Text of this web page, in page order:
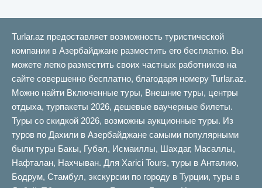
Turlar.az предоставляет возможность туристической
компании в Азербайджане разместить его бесплатно. Вы
можете легко разместить своих частных работников на
сайте совершенно бесплатно, благодаря номеру Turlar.az.
Можно найти Включенные туры, Внешние туры, центры
отдыха, турпакеты 2026, дешевые ваучерные билеты.
Туры со скидкой 2026, возможны аукционные туры. Из
туров по Дахили в Азербайджане самыми популярными
были туры Бакы, Губəл, Исмаиллы, Шахдаг, Масаллы,
Нафталан, Нахчыван. Для Xarici Tours, туры в Анталию,
Бодрум, Стамбул, экскурсии по городу в Турции, туры в